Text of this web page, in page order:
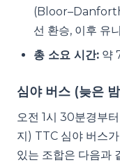
선 환승, 이후 유
총 소요 시간: 약
심야 버스 (늦은
오전 1시 30분경부
지) TTC 심야 버스
있는 조합은 다음과